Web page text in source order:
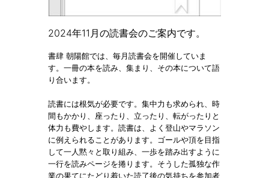
2024年11月の読書会のご案内です。
書肆 朝陽館では、毎月読書会を開催していま
す。一冊の本を読み、集まり、その本について語
り合います。
読書には根気が必要です。集中力も求められ、時
間もかかり、座ったり、立ったり、転がったりと
体力も費やします。読書は、よく登山やマラソン
に例えられることがあります。ゴールや頂を目指
して一人黙々と取り組み、一歩を踏み出すように
一行を読みページを捲ります。そうした孤独な作
業の果てにたどり着いた読了後の気持ちを参加者